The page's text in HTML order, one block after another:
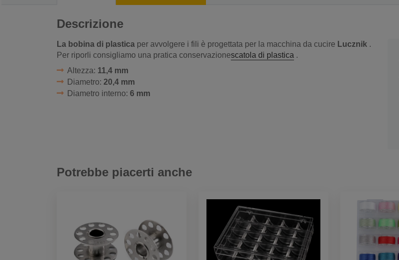
Descrizione
La bobina di plastica per avvolgere i fili è progettata per la macchina da cucire Lucznik .
Per riporli consigliamo una pratica conservazionescatola di plastica .
Altezza: 11,4 mm
Diametro: 20,4 mm
Diametro interno: 6 mm
Potrebbe piacerti anche